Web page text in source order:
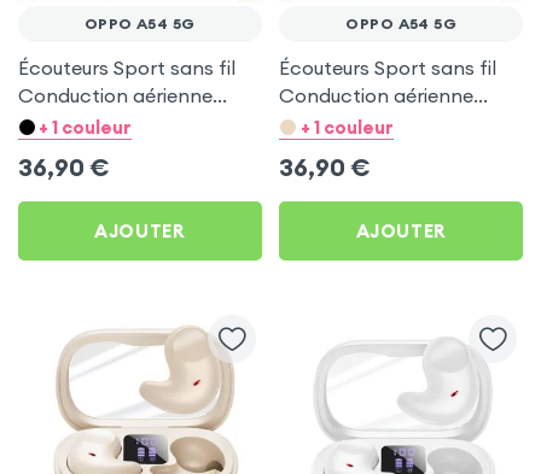
OPPO A54 5G
Écouteurs Sport sans fil
Conduction aérienne
Swissten Run Beige pour
+ 1 couleur
36,90 €
AJOUTER
OPPO A54 5G
Écouteurs Sport sans fil
Conduction aérienne
Swissten Run Noir pour
+ 1 couleur
36,90 €
AJOUTER